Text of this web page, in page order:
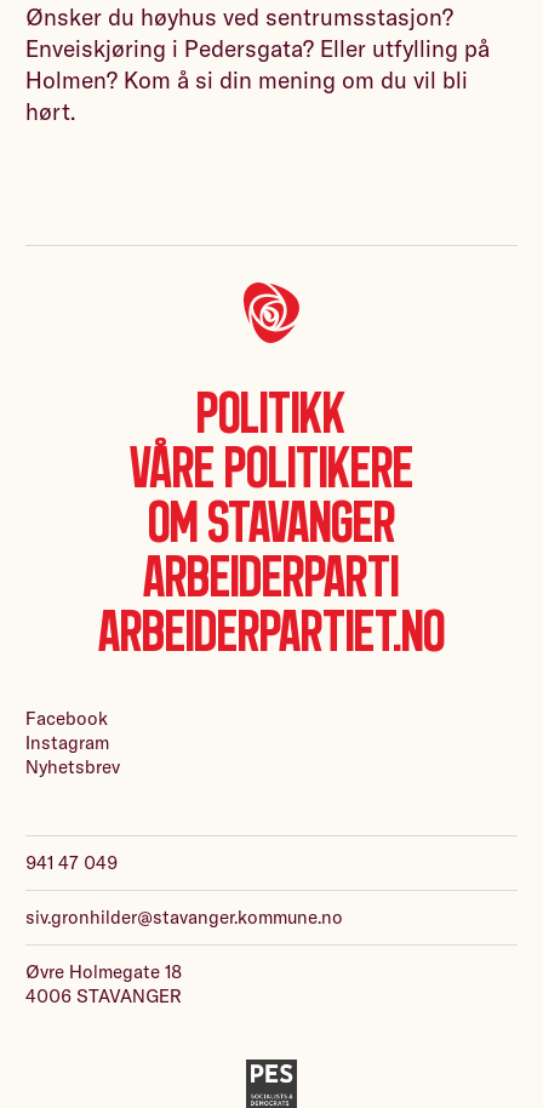
Ønsker du høyhus ved sentrumsstasjon?
Enveiskjøring i Pedersgata? Eller utfylling på
Holmen? Kom å si din mening om du vil bli
hørt.
Politikk
Våre politikere
Om Stavanger
Arbeiderparti
Arbeiderpartiet.no
941 47 049
siv.gronhilder@stavanger.kommune.no
Øvre Holmegate 18
4006 STAVANGER
Facebook
Instagram
Nyhetsbrev